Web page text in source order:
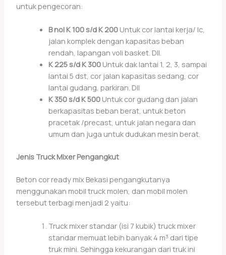
untuk pengecoran:
B nol K 100 s/d K 200Untuk cor lantai kerja/ lc,
jalan komplek dengan kapasitas beban
rendah, lapangan voli basket. Dll.
K 225 s/d K 300Untuk dak lantai 1, 2, 3, sampai
lantai 5 dst, cor jalan kapasitas sedang, cor
lantai gudang, parkiran. Dll
K 350 s/d K 500Untuk cor gudang dan jalan
berkapasitas beban berat, untuk beton
pracetak /precast, untuk jalan negara dan
umum dan juga untuk dudukan mesin berat.
Jenis Truck Mixer Pengangkut
Beton cor ready mix Bekasi pengangkutanya
menggunakan mobil truck molen, dan mobil molen
tersebut terbagi menjadi 2 yaitu:
Truck mixer standar (isi 7 kubik) truck mixer
standar memuat lebih banyak 4 m³ dari tipe
truk mini. Sehingga kekurangan dari truk ini